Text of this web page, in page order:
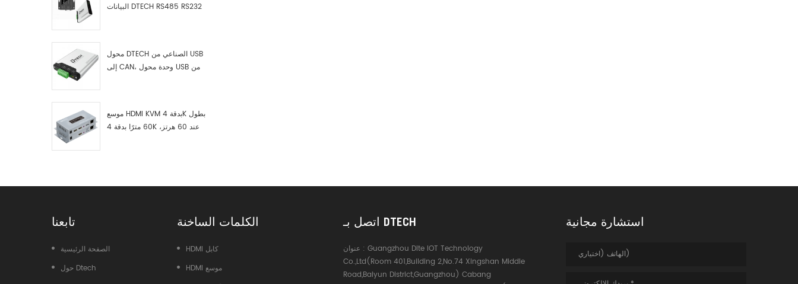
البيانات DTECH RS485 RS232
محول DTECH الصناعي من USB
إلى CAN، وحدة محول USB من
موسع HDMI KVM بدقة 4K بطول
60 مترًا بدقة 4K عند 60 هرتز،
تابعنا
الصفحة الرئيسية
حول Dtech
الكلمات الساخنة
HDMI كابل
HDMI موسع
اتصل بـ DTECH
عنوان :Guangzhou Dite IOT Technology
Co.,Ltd(Room 401,Building 2,No.74 Xingshan Middle
Road,Baiyun District,Guangzhou) Cabang
استشارة مجانية